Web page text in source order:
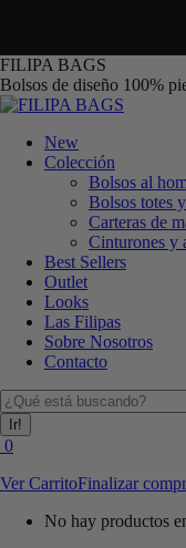
CAMBIO &
Saltar
al
contenido
FILIPA BAGS
Bolsos de diseño 100%
New
Colección
Bolsos al
Bolsos totes
Carteras de
Cinturones y
Best Sellers
Outlet
Looks
Las Filipas
Sobre Nosotros
Contacto
Buscar:
0
Ver CarritoFinalizar
No hay productos